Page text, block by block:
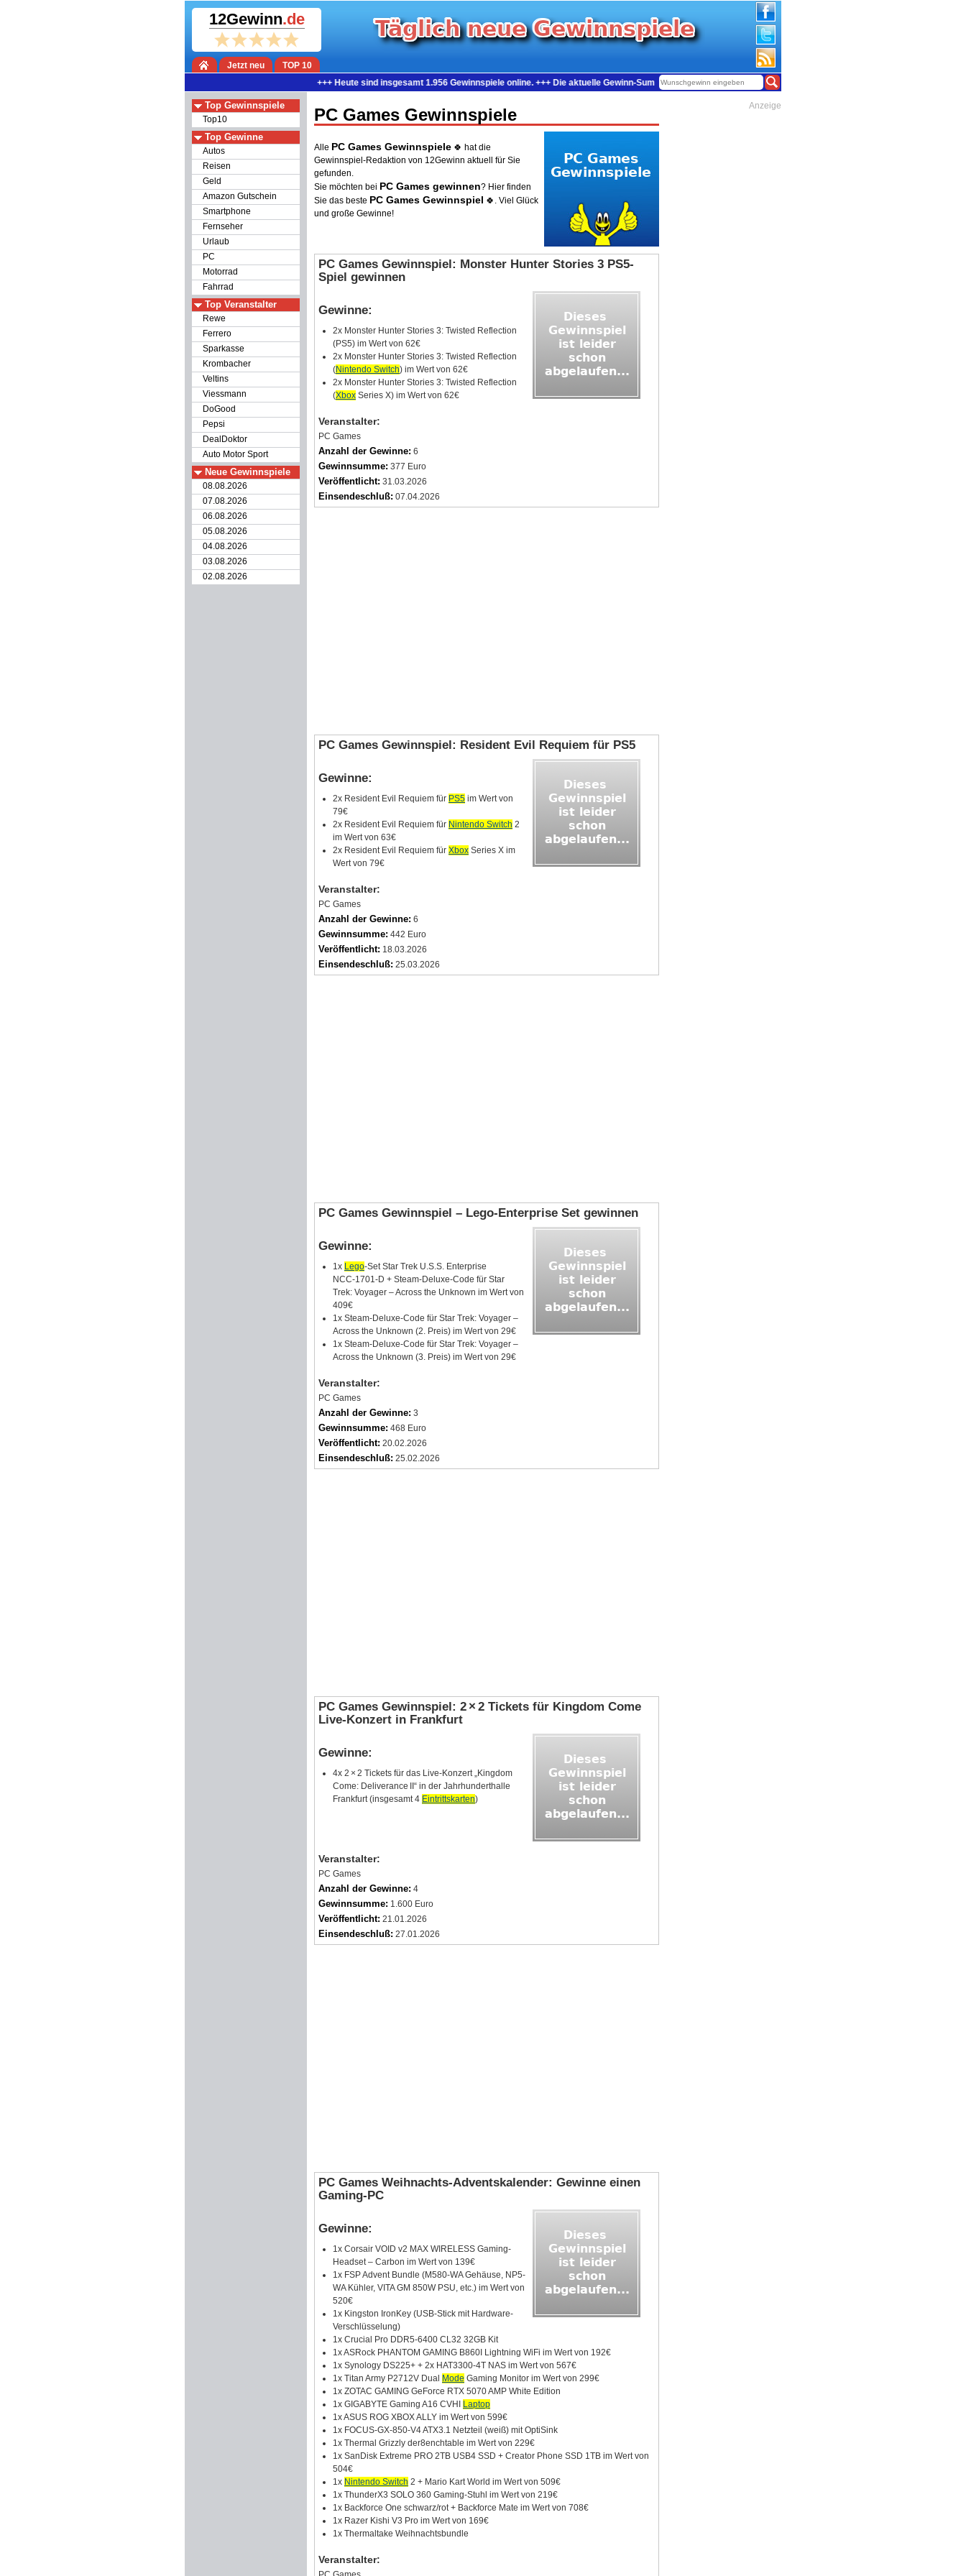
12Gewinn.de
Jetzt neu
TOP 10
+++ Heute sind insgesamt 1.956 Gewinnspiele online. +++ Die aktuelle Gewinn-Summe beträgt 37.889.495 Euro. +++ Insgesamt 17.930.154 Gewinne warten auf glückliche
Top Gewinnspiele
Top10
Top Gewinne
Autos
Reisen
Geld
Amazon Gutschein
Smartphone
Fernseher
Urlaub
PC
Motorrad
Fahrrad
Top Veranstalter
Rewe
Ferrero
Sparkasse
Krombacher
Veltins
Viessmann
DoGood
Pepsi
DealDoktor
Auto Motor Sport
Neue Gewinnspiele
08.08.2026
07.08.2026
06.08.2026
05.08.2026
04.08.2026
03.08.2026
02.08.2026
PC Games Gewinnspiele
Alle PC Games Gewinnspiele 🍀 hat die
Gewinnspiel-Redaktion von 12Gewinn aktuell für Sie
gefunden.
Sie möchten bei PC Games gewinnen? Hier finden
Sie das beste PC Games Gewinnspiel 🍀. Viel Glück
und große Gewinne!
PC Games Gewinnspiel: Monster Hunter Stories 3 PS5-
Spiel gewinnen
Gewinne:
2x Monster Hunter Stories 3: Twisted Reflection
(PS5) im Wert von 62€
2x Monster Hunter Stories 3: Twisted Reflection
(Nintendo Switch) im Wert von 62€
2x Monster Hunter Stories 3: Twisted Reflection
(Xbox Series X) im Wert von 62€
Veranstalter:
PC Games
Anzahl der Gewinne: 6
Gewinnsumme: 377 Euro
Veröffentlicht: 31.03.2026
Einsendeschluß: 07.04.2026
PC Games Gewinnspiel: Resident Evil Requiem für PS5
Gewinne:
2x Resident Evil Requiem für PS5 im Wert von
79€
2x Resident Evil Requiem für Nintendo Switch 2
im Wert von 63€
2x Resident Evil Requiem für Xbox Series X im
Wert von 79€
Veranstalter:
PC Games
Anzahl der Gewinne: 6
Gewinnsumme: 442 Euro
Veröffentlicht: 18.03.2026
Einsendeschluß: 25.03.2026
PC Games Gewinnspiel – Lego-Enterprise Set gewinnen
Gewinne:
1x Lego‑Set Star Trek U.S.S. Enterprise
NCC‑1701‑D + Steam‑Deluxe‑Code für Star
Trek: Voyager – Across the Unknown im Wert von
409€
1x Steam‑Deluxe‑Code für Star Trek: Voyager –
Across the Unknown (2. Preis) im Wert von 29€
1x Steam‑Deluxe‑Code für Star Trek: Voyager –
Across the Unknown (3. Preis) im Wert von 29€
Veranstalter:
PC Games
Anzahl der Gewinne: 3
Gewinnsumme: 468 Euro
Veröffentlicht: 20.02.2026
Einsendeschluß: 25.02.2026
PC Games Gewinnspiel: 2 × 2 Tickets für Kingdom Come
Live‑Konzert in Frankfurt
Gewinne:
4x 2 × 2 Tickets für das Live‑Konzert „Kingdom
Come: Deliverance II“ in der Jahrhunderthalle
Frankfurt (insgesamt 4 Eintrittskarten)
Veranstalter:
PC Games
Anzahl der Gewinne: 4
Gewinnsumme: 1.600 Euro
Veröffentlicht: 21.01.2026
Einsendeschluß: 27.01.2026
PC Games Weihnachts-Adventskalender: Gewinne einen
Gaming-PC
Gewinne:
1x Corsair VOID v2 MAX WIRELESS Gaming-
Headset – Carbon im Wert von 139€
1x FSP Advent Bundle (M580-WA Gehäuse, NP5-
WA Kühler, VITA GM 850W PSU, etc.) im Wert von
520€
1x Kingston IronKey (USB-Stick mit Hardware-
Verschlüsselung)
1x Crucial Pro DDR5-6400 CL32 32GB Kit
1x ASRock PHANTOM GAMING B860I Lightning WiFi im Wert von 192€
1x Synology DS225+ + 2x HAT3300-4T NAS im Wert von 567€
1x Titan Army P2712V Dual Mode Gaming Monitor im Wert von 299€
1x ZOTAC GAMING GeForce RTX 5070 AMP White Edition
1x GIGABYTE Gaming A16 CVHI
Laptop
1x ASUS ROG XBOX ALLY im Wert von 599€
1x FOCUS-GX-850-V4 ATX3.1 Netzteil (weiß) mit OptiSink
1x Thermal Grizzly der8enchtable im Wert von 229€
1x SanDisk Extreme PRO 2TB USB4 SSD + Creator Phone SSD 1TB im Wert von
504€
1x Nintendo Switch 2 + Mario Kart World im Wert von 509€
1x ThunderX3 SOLO 360 Gaming-Stuhl im Wert von 219€
1x Backforce One schwarz/rot + Backforce Mate im Wert von 708€
1x Razer Kishi V3 Pro im Wert von 169€
1x Thermaltake Weihnachtsbundle
Veranstalter:
Anzeige